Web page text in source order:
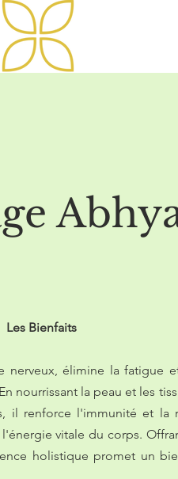
Les Bienfaits
nerveux, élimine la fatigue
nourrissant la peau et les
il renforce l'immunité et la
vitale du corps.
holistique promet un